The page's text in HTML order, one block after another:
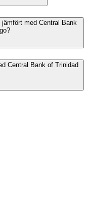
med Central Bank
Central Bank of Trinidad